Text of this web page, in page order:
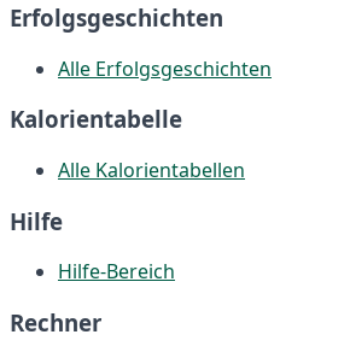
Erfolgsgeschichten
Alle Erfolgsgeschichten
Kalorientabelle
Alle Kalorientabellen
Hilfe
Hilfe-Bereich
Rechner